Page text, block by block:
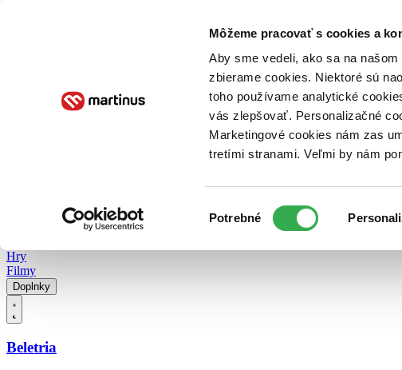
Môžeme pracovať s cookies a
Aby sme vedeli, ako sa na
zbierame cookies. Niektoré sú
toho používame analytické
vás zlepšovať. Personalizačné
Marketingové cookies nám zas
tretími stranami. Veľmi by nám
súhlasu
Potrebné
Poukážky Kontakt
Hry
Filmy
Doplnky
Beletria